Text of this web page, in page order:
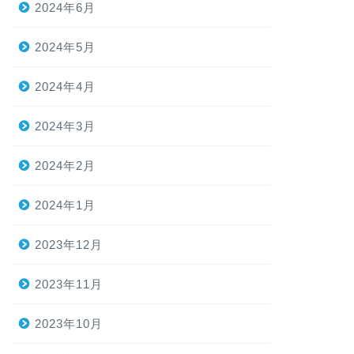
2024年6月
2024年5月
2024年4月
2024年3月
2024年2月
2024年1月
2023年12月
2023年11月
2023年10月